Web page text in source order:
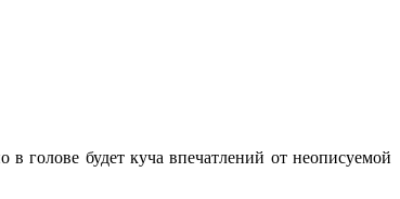
голове будет куча впечатлений от неописуемой